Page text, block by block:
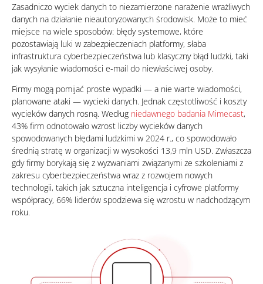
Zasadniczo wyciek danych to niezamierzone narażenie wrażliwych
danych na działanie nieautoryzowanych środowisk. Może to mieć
miejsce na wiele sposobów: błędy systemowe, które
pozostawiają luki w zabezpieczeniach platformy, słaba
infrastruktura cyberbezpieczeństwa lub klasyczny błąd ludzki, taki
jak wysyłanie wiadomości e-mail do niewłaściwej osoby.
Firmy mogą pomijać proste wypadki — a nie warte wiadomości,
planowane ataki — wycieki danych. Jednak częstotliwość i koszty
wycieków danych rosną. Według niedawnego badania Mimecast,
43% firm odnotowało wzrost liczby wycieków danych
spowodowanych błędami ludzkimi w 2024 r., co spowodowało
średnią stratę w organizacji w wysokości 13,9 mln USD. Zwłaszcza
gdy firmy borykają się z wyzwaniami związanymi ze szkoleniami z
zakresu cyberbezpieczeństwa wraz z rozwojem nowych
technologii, takich jak sztuczna inteligencja i cyfrowe platformy
współpracy, 66% liderów spodziewa się wzrostu w nadchodzącym
roku.